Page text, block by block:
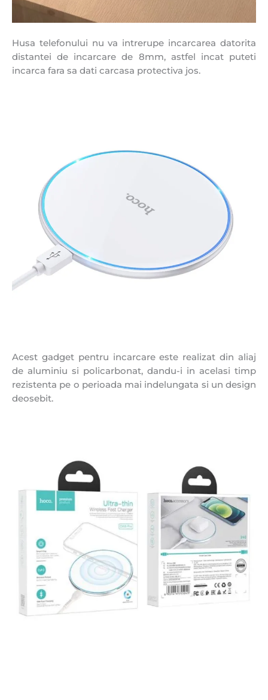
Husa telefonului nu va intrerupe incarcarea datorita
distantei de incarcare de 8mm, astfel incat puteti
incarca fara sa dati carcasa protectiva jos.
Acest gadget pentru incarcare este realizat din aliaj
de aluminiu si policarbonat, dandu-i in acelasi timp
rezistenta pe o perioada mai indelungata si un design
deosebit.